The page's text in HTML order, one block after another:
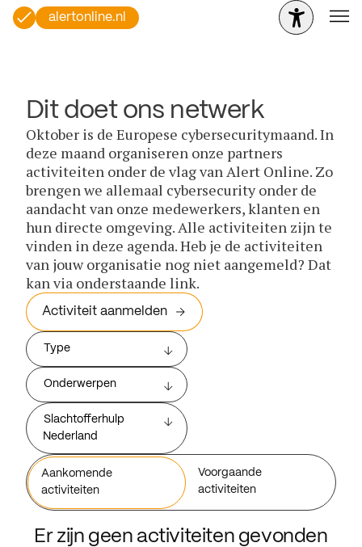
alertonline.nl
Dit doet ons netwerk
Oktober is de Europese cybersecuritymaand. In
deze maand organiseren onze partners
activiteiten onder de vlag van Alert Online. Zo
brengen we allemaal cybersecurity onder de
aandacht van onze medewerkers, klanten en
hun directe omgeving. Alle activiteiten zijn te
vinden in deze agenda. Heb je de activiteiten
van jouw organisatie nog niet aangemeld? Dat
kan via onderstaande link.
Activiteit aanmelden
Type
Onderwerpen
Slachtofferhulp
Nederland
Aankomende
activiteiten
Voorgaande
activiteiten
Er zijn geen activiteiten gevonden